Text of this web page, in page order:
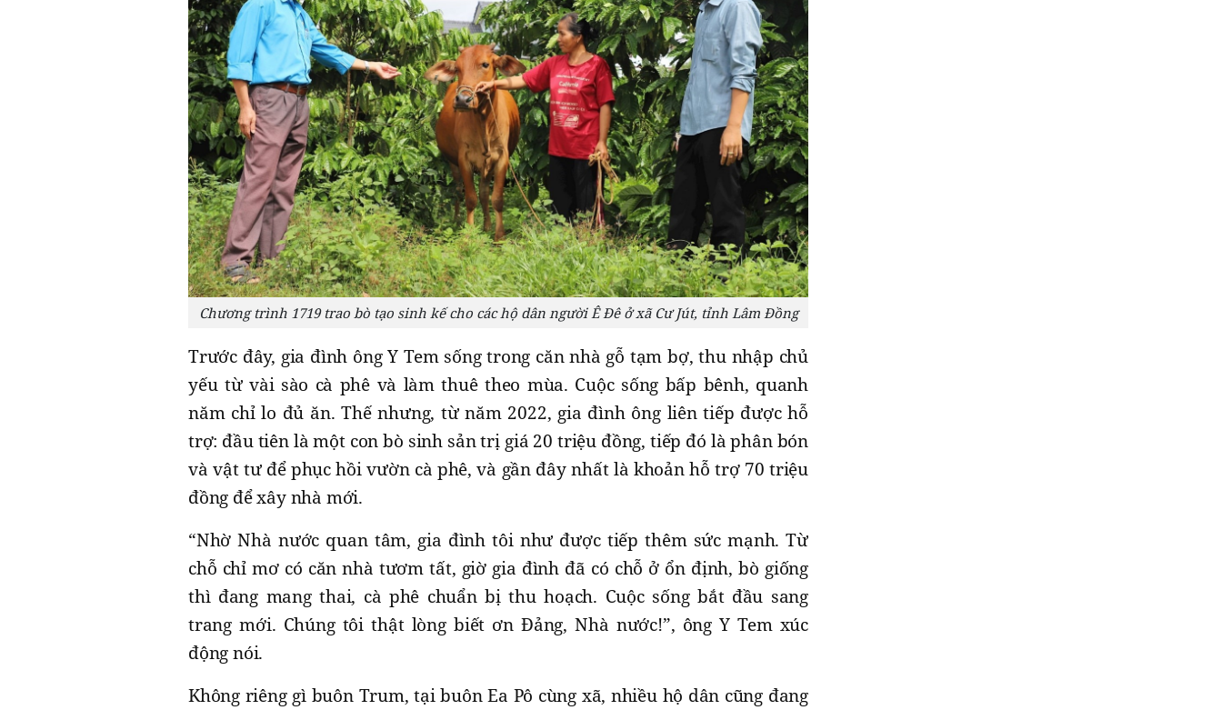
Chương trình 1719 trao bò tạo sinh kế cho các hộ dân người Ê Đê ở xã Cư Jút, tỉnh Lâm Đồng
Trước đây, gia đình ông Y Tem sống trong căn nhà gỗ tạm bợ, thu nhập chủ
yếu từ vài sào cà phê và làm thuê theo mùa. Cuộc sống bấp bênh, quanh
năm chỉ lo đủ ăn. Thế nhưng, từ năm 2022, gia đình ông liên tiếp được hỗ
trợ: đầu tiên là một con bò sinh sản trị giá 20 triệu đồng, tiếp đó là phân bón
và vật tư để phục hồi vườn cà phê, và gần đây nhất là khoản hỗ trợ 70 triệu
đồng để xây nhà mới.
“Nhờ Nhà nước quan tâm, gia đình tôi như được tiếp thêm sức mạnh. Từ
chỗ chỉ mơ có căn nhà tươm tất, giờ gia đình đã có chỗ ở ổn định, bò giống
thì đang mang thai, cà phê chuẩn bị thu hoạch. Cuộc sống bắt đầu sang
trang mới. Chúng tôi thật lòng biết ơn Đảng, Nhà nước!”, ông Y Tem xúc
động nói.
Không riêng gì buôn Trum, tại buôn Ea Pô cùng xã, nhiều hộ dân cũng đang